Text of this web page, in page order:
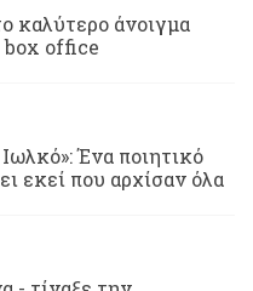
καλύτερο άνοιγμα
box office
Ένα ποιητικό
εκεί που αρχίσαν όλα